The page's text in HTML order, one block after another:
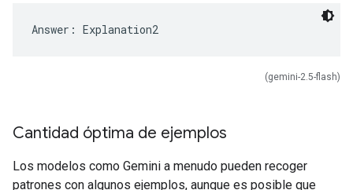
(gemini-2.5-flash)
Cantidad óptima de ejemplos
Los modelos como Gemini a menudo pueden recoger
patrones con algunos ejemplos, aunque es posible que